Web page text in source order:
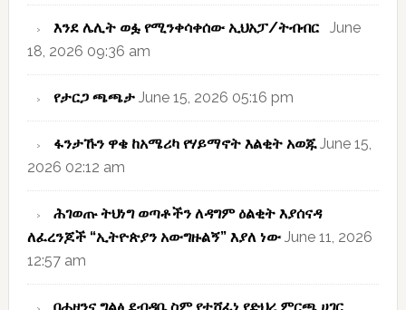
እንደ ሌሊት ወፏ የሚንቀሳቀሰው ኢህአፓ/ትብብር June
18, 2026 09:36 am
የታርጋ ጫጫታ June 15, 2026 05:16 pm
ፋንታኹን ዋቄ ከአሜሪካ የሃይማኖት እልቂት አወጁ June 15,
2026 02:12 am
ሕገወጡ ትህነግ ወጣቶችን ለዳግም ዕልቂት እያሰናዳ
ለፈረንጆች “ኢትዮጵያን አውግዙልኝ” እያለ ነው June 11, 2026
12:57 am